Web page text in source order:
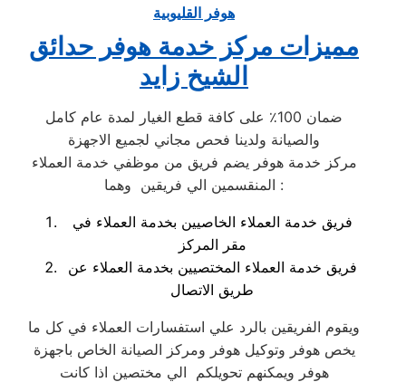
هوفر القليوبية
مميزات مركز خدمة هوفر حدائق
الشيخ زايد
ضمان 100٪ على كافة قطع الغيار لمدة عام كامل
والصيانة ولدينا فحص مجاني لجميع الاجهزة
مركز خدمة هوفر يضم فريق من موظفي خدمة العملاء
المنقسمين الي فريقين وهما :
فريق خدمة العملاء الخاصيين بخدمة العملاء في
مقر المركز
فريق خدمة العملاء المختصيين بخدمة العملاء عن
طريق الاتصال
ويقوم الفريقين بالرد علي استفسارات العملاء في كل ما
يخص هوفر وتوكيل هوفر ومركز الصيانة الخاص باجهزة
هوفر ويمكنهم تحويلكم الي مختصين اذا كانت